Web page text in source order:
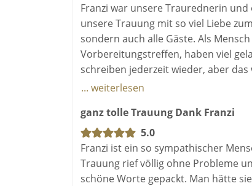
Franzi war unsere Traurednerin
unsere Trauung mit so viel Liebe
sondern auch alle Gäste. Als
Vorbereitungstreffen, haben viel
schreiben jederzeit wieder, aber
Eheversprechen mal erneuern,
... weiterlesen
ganz tolle Trauung Dank Franzi
5.0
Franzi ist ein so sympathischer
Trauung rief völlig ohne Probleme
schöne Worte gepackt. Man hätte